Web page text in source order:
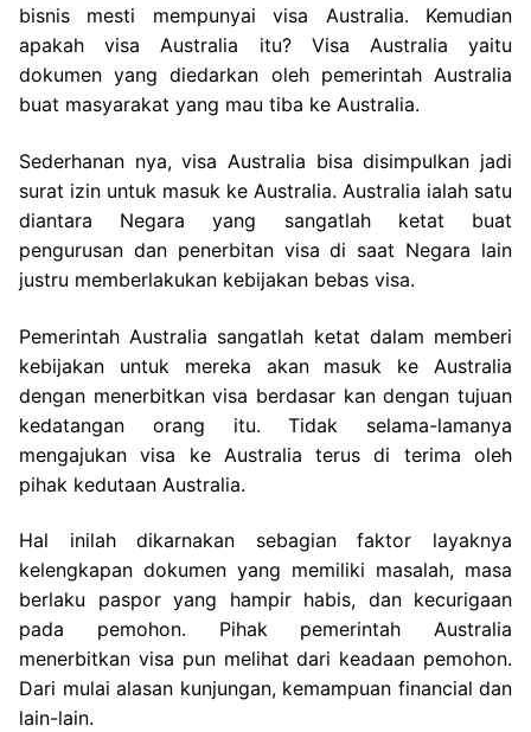
bisnis mesti mempunyai visa Australia. Kemudian
apakah visa Australia itu? Visa Australia yaitu
dokumen yang diedarkan oleh pemerintah Australia
buat masyarakat yang mau tiba ke Australia.
Sederhanan nya, visa Australia bisa disimpulkan jadi
surat izin untuk masuk ke Australia. Australia ialah satu
diantara Negara yang sangatlah ketat buat
pengurusan dan penerbitan visa di saat Negara lain
justru memberlakukan kebijakan bebas visa.
Pemerintah Australia sangatlah ketat dalam memberi
kebijakan untuk mereka akan masuk ke Australia
dengan menerbitkan visa berdasar kan dengan tujuan
kedatangan orang itu. Tidak selama-lamanya
mengajukan visa ke Australia terus di terima oleh
pihak kedutaan Australia.
Hal inilah dikarnakan sebagian faktor layaknya
kelengkapan dokumen yang memiliki masalah, masa
berlaku paspor yang hampir habis, dan kecurigaan
pada pemohon. Pihak pemerintah Australia
menerbitkan visa pun melihat dari keadaan pemohon.
Dari mulai alasan kunjungan, kemampuan financial dan
lain-lain.